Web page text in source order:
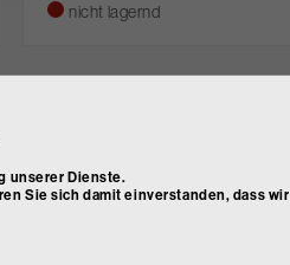
nicht lagernd
unserer Dienste.
Sie sich damit einverstanden, dass wir